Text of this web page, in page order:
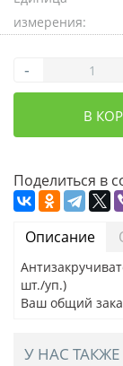
измерения:
-
В
Поделиться в
Описание
шт./уп.)
Ваш общий
У НАС